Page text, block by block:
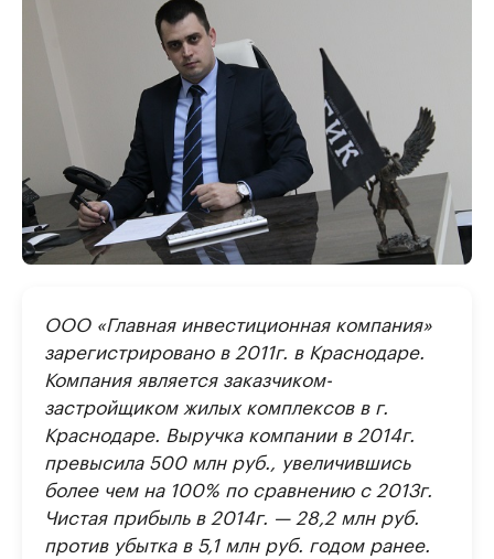
ООО «Главная инвестиционная компания»
зарегистрировано в 2011г. в Краснодаре.
Компания является заказчиком-
застройщиком жилых комплексов в г.
Краснодаре. Выручка компании в 2014г.
превысила 500 млн руб., увеличившись
более чем на 100% по сравнению с 2013г.
Чистая прибыль в 2014г. — 28,2 млн руб.
против убытка в 5,1 млн руб. годом ранее.